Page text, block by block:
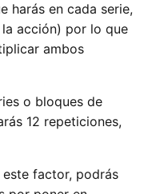
harás en cada serie,
acción) por lo que
ambos
o bloques de
12 repeticiones,
factor, podrás